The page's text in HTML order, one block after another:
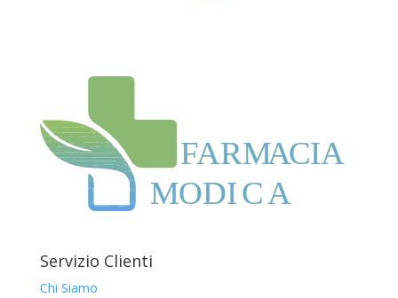
FARMACIA
MODICA
Servizio Clienti
Chi Siamo